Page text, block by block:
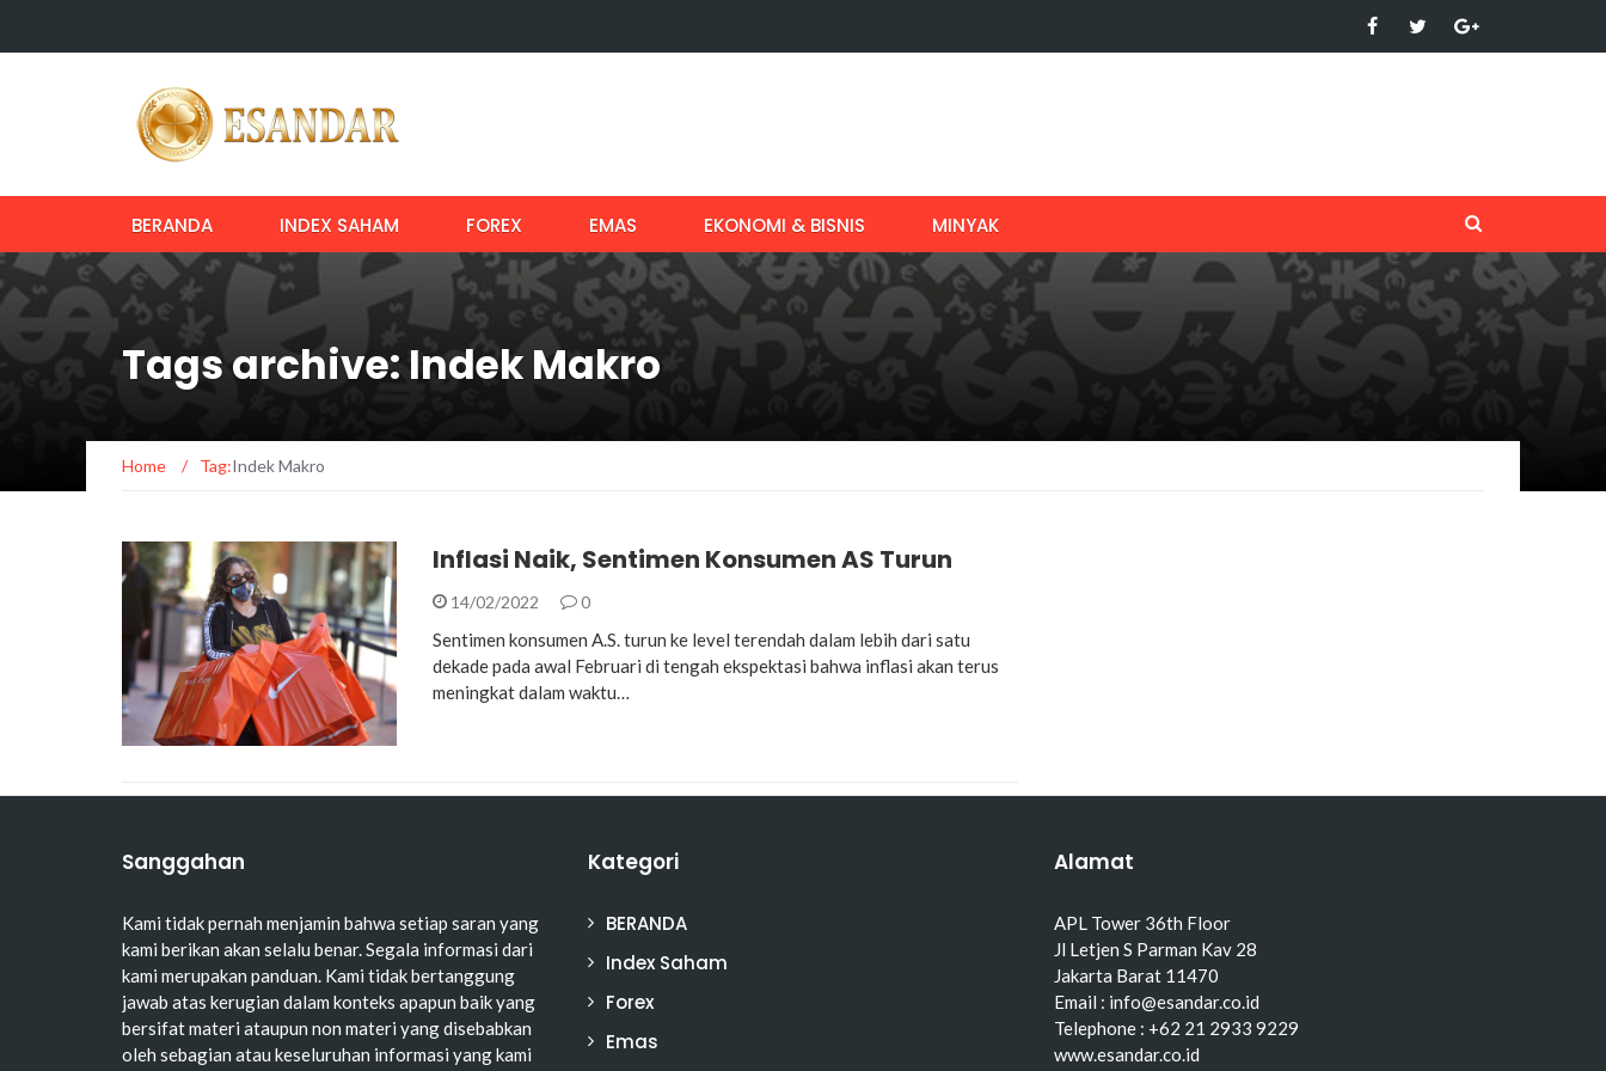
BERANDA INDEX SAHAM FOREX EMAS EKONOMI & BISNIS MINYAK
Tags archive: Indek Makro
Home / Tag:Indek Makro
Inflasi Naik, Sentimen Konsumen AS Turun
14/02/2022 0
Sentimen konsumen A.S. turun ke level terendah dalam lebih dari satu
dekade pada awal Februari di tengah ekspektasi bahwa inflasi akan terus
meningkat dalam waktu…
Sanggahan
Kami tidak pernah menjamin bahwa setiap saran yang
kami berikan akan selalu benar. Segala informasi dari
kami merupakan panduan. Kami tidak bertanggung
jawab atas kerugian dalam konteks apapun baik yang
bersifat materi ataupun non materi yang disebabkan
oleh sebagian atau keseluruhan informasi yang kami
Kategori
BERANDA
Index Saham
Forex
Emas
Alamat
APL Tower 36th Floor
Jl Letjen S Parman Kav 28
Jakarta Barat 11470
Email : info@esandar.co.id
Telephone : +62 21 2933 9229
www.esandar.co.id